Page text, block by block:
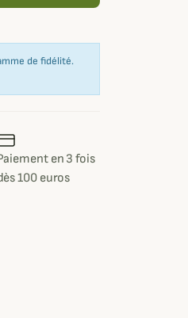
de fidélité.
en 3 fois
100 euros